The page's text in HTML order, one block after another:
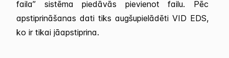
faila” sistēma piedāvās pievienot failu. Pēc
apstiprināšanas dati tiks augšupielādēti VID EDS,
ko ir tikai jāapstiprina.